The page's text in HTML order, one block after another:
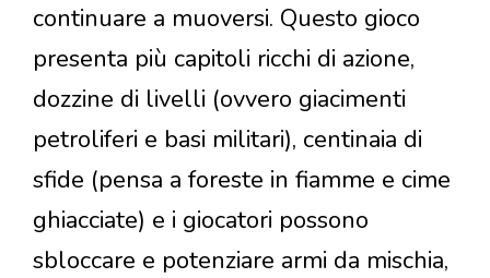
continuare a muoversi. Questo gioco
presenta più capitoli ricchi di azione,
dozzine di livelli (ovvero giacimenti
petroliferi e basi militari), centinaia di
sfide (pensa a foreste in fiamme e cime
ghiacciate) e i giocatori possono
sbloccare e potenziare armi da mischia,